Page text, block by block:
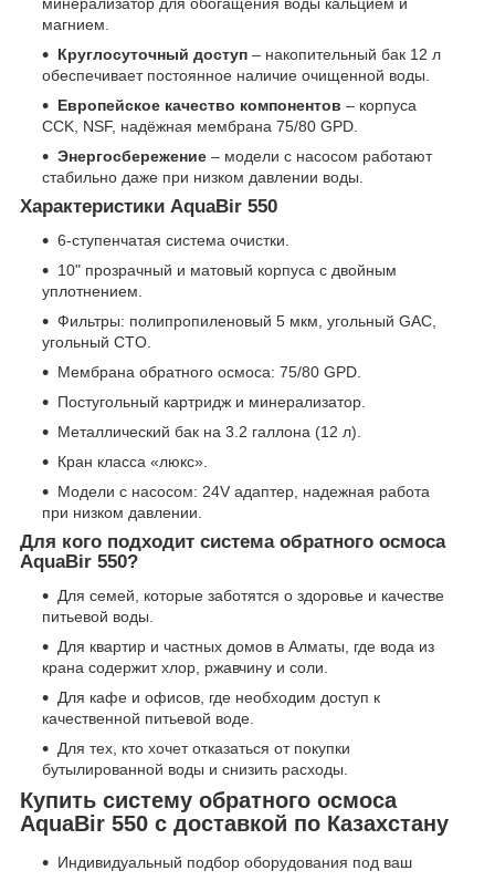
минерализатор для обогащения воды кальцием и
магнием.
Круглосуточный доступ – накопительный бак 12 л
обеспечивает постоянное наличие очищенной воды.
Европейское качество компонентов – корпуса
CCK, NSF, надёжная мембрана 75/80 GPD.
Энергосбережение – модели с насосом работают
стабильно даже при низком давлении воды.
Характеристики AquaBir 550
6-ступенчатая система очистки.
10" прозрачный и матовый корпуса с двойным
уплотнением.
Фильтры: полипропиленовый 5 мкм, угольный GAC,
угольный CTO.
Мембрана обратного осмоса: 75/80 GPD.
Постугольный картридж и минерализатор.
Металлический бак на 3.2 галлона (12 л).
Кран класса «люкс».
Модели с насосом: 24V адаптер, надежная работа
при низком давлении.
Для кого подходит система обратного осмоса
AquaBir 550?
Для семей, которые заботятся о здоровье и качестве
питьевой воды.
Для квартир и частных домов в Алматы, где вода из
крана содержит хлор, ржавчину и соли.
Для кафе и офисов, где необходим доступ к
качественной питьевой воде.
Для тех, кто хочет отказаться от покупки
бутылированной воды и снизить расходы.
Купить систему обратного осмоса
AquaBir 550 с доставкой по Казахстану
Индивидуальный подбор оборудования под ваш